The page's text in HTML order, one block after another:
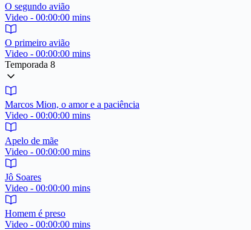
O segundo avião
Video - 00:00:00 mins
O primeiro avião
Video - 00:00:00 mins
Temporada 8
Marcos Mion, o amor e a paciência
Video - 00:00:00 mins
Apelo de mãe
Video - 00:00:00 mins
Jô Soares
Video - 00:00:00 mins
Homem é preso
Video - 00:00:00 mins